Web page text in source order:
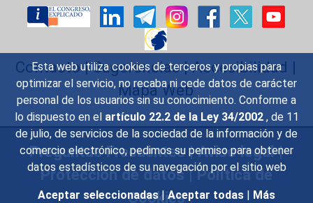
Esta web utiliza cookies de terceros y propias para
optimizar el servicio, no recaba ni cede datos de carácter
personal de los usuarios sin su conocimiento. Conforme a
lo dispuesto en el artículo 22.2 de la Ley 34/2002 , de 11
de julio, de servicios de la sociedad de la información y de
comercio electrónico, pedimos su permiso para obtener
datos estadísticos de su navegación por el sitio web
Aceptar seleccionadas | Aceptar todas | Más
Contacto|Sugerencias|Accesibilidad |
Mapa Web
Preguntas Frecuentes|Aviso legal|
Protección de datos|Política de
Cookies